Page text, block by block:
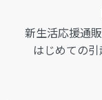
新生活応援通
はじめての